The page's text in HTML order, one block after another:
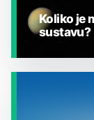
Koliko je
sustavu?